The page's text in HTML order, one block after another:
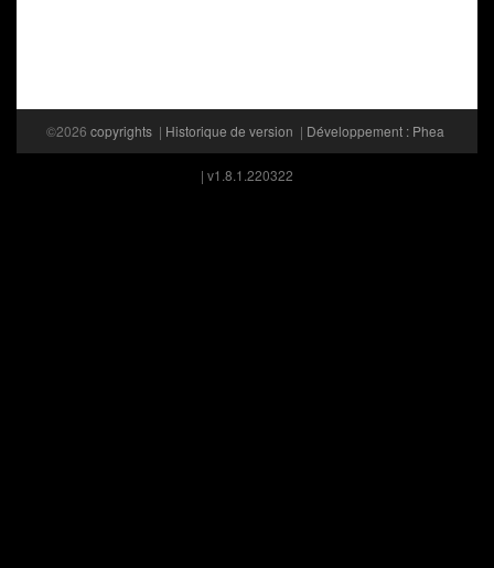
©2026 copyrights | Historique de version | Développement : Phea
| v1.8.1.220322